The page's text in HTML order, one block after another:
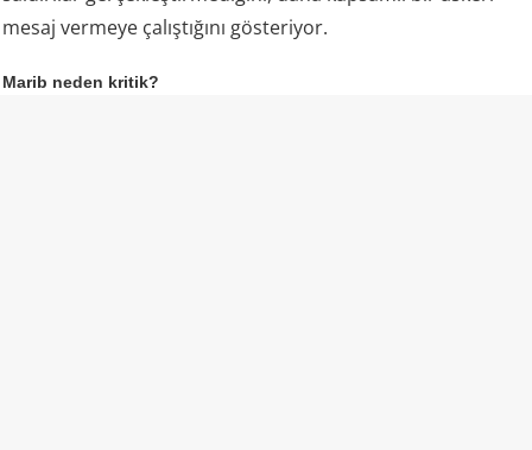
mesaj vermeye çalıştığını gösteriyor.
Marib neden kritik?